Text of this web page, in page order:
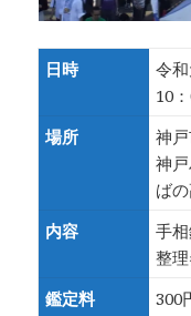
日時
令
10
場所
神
神
ば
内容
手
整理
鑑定料
300